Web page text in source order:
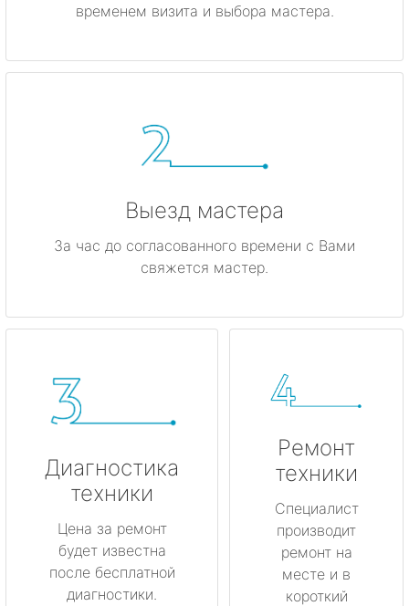
временем визита и выбора мастера.
Выезд мастера
За час до согласованного времени с Вами
свяжется мастер.
Диагностика
техники
Цена за ремонт
будет известна
после бесплатной
диагностики.
Ремонт
техники
Специалист
производит
ремонт на
месте и в
короткий